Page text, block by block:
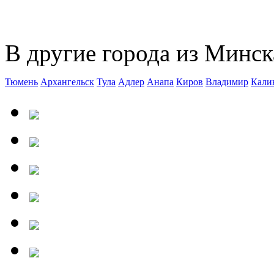
В другие города из
Тюмень Архангельск Тула Адлер Анапа Киров Владимир